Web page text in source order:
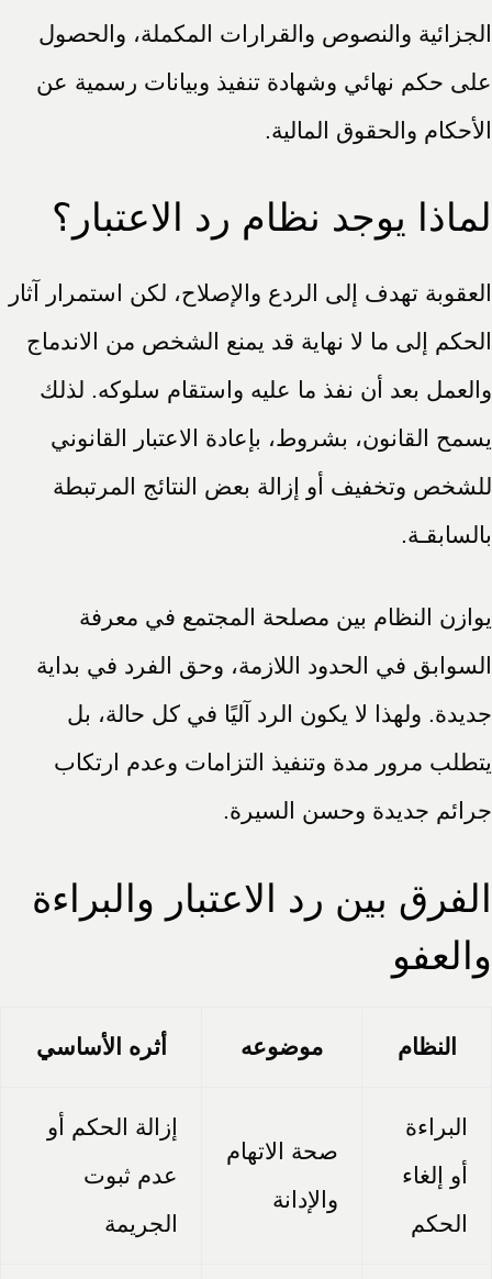
الجزائية والنصوص والقرارات المكملة، والحصول
على حكم نهائي وشهادة تنفيذ وبيانات رسمية عن
الأحكام والحقوق المالية.
لماذا يوجد نظام رد الاعتبار؟
العقوبة تهدف إلى الردع والإصلاح، لكن استمرار آثار
الحكم إلى ما لا نهاية قد يمنع الشخص من الاندماج
والعمل بعد أن نفذ ما عليه واستقام سلوكه. لذلك
يسمح القانون، بشروط، بإعادة الاعتبار القانوني
للشخص وتخفيف أو إزالة بعض النتائج المرتبطة
بالسابقـة.
يوازن النظام بين مصلحة المجتمع في معرفة
السوابق في الحدود اللازمة، وحق الفرد في بداية
جديدة. ولهذا لا يكون الرد آليًا في كل حالة، بل
يتطلب مرور مدة وتنفيذ التزامات وعدم ارتكاب
جرائم جديدة وحسن السيرة.
الفرق بين رد الاعتبار والبراءة
والعفو
النظام موضوعه أثره الأساسي
البراءة
أو إلغاء
الحكم
صحة الاتهام
والإدانة
إزالة الحكم أو
عدم ثبوت
الجريمة